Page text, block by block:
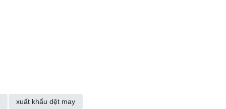
xuất khẩu dệt may